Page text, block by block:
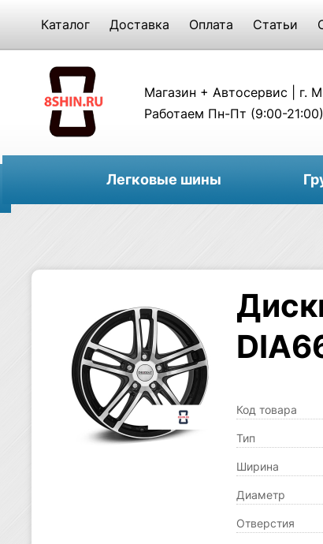
Каталог Доставка Оплата Статьи
Магазин + Автосервис | г.
Работаем Пн-Пт (9:00-
Легковые шины
Код товара
Тип
Ширина
Диаметр
Отверстия